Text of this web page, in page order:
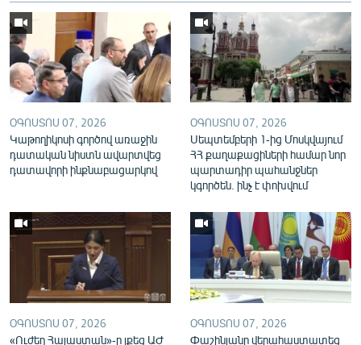
ՀԵՏԵՎԵՔ ՄԵԶ
«Ազատության» բոլոր կայքերը
ՕԳՈՍՏՈՍ 07, 2026
Կաթողիկոսի գործով առաջին
դատական նիստն ավարտվեց
դատավորի ինքնաբացարկով
ՕԳՈՍՏՈՍ 07, 2026
Սեպտեմբերի 1-ից Մոսկվայում
ՀՀ քաղաքացիների համար նոր
պարտադիր պահանջներ
կգործեն. ինչ է փոխվում
ՕԳՈՍՏՈՍ 07, 2026
«Ուժեղ Հայաստան»-ը լքեց ԱԺ
ՕԳՈՍՏՈՍ 07, 2026
Փաշինյանը վերահաստատեց